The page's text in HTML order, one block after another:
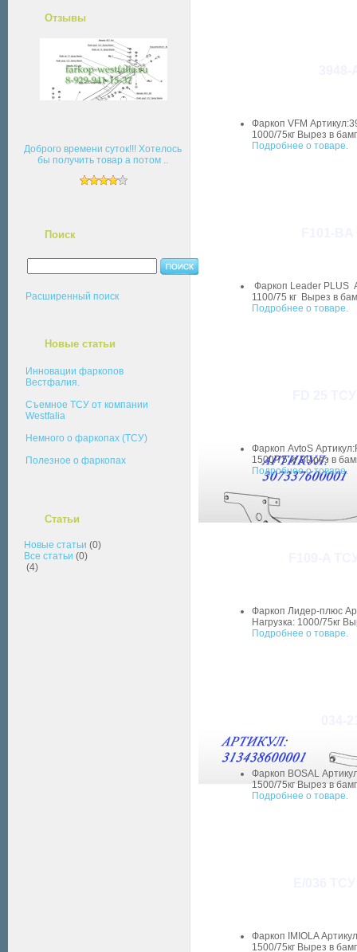
Отзывы
Доброго времени суток!!! Хотелось
бы получить товар а потом ..
Поиск
Расширенный поиск
Новые статьи
Инновации фаркопов
Вестфалия.
Съемное ТСУ от компании
Westfalia
Немного о фаркопах (ТСУ)
Полезное о фаркопах
Статьи
Новые статьи (0)
Все статьи (0)
(4)
Фаркоп VFM
1000/75кг Вырез в
Подробнее о товаре.
Фаркоп Leader PLUS
1100/75 кг Вырез в
Подробнее о товаре.
Фаркоп AvtoS
1500/75 кг Вырез в
Подробнее о товаре.
Фаркоп Лидер-плюс
Нагрузка: 1000/75кг
Подробнее о товаре.
Фаркоп BOSAL
1500/75кг Вырез в
Подробнее о товаре.
Фаркоп IMIOLA
1500/75кг Вырез в